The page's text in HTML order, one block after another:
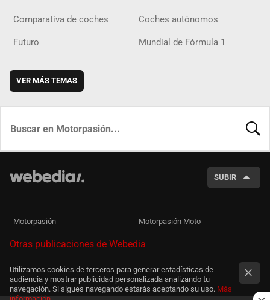
Comparativa de coches Coches autónomos
Futuro Mundial de Fórmula 1
VER MÁS TEMAS
SUBIR
Motorpasión Motorpasión Moto
Otras publicaciones de Webedia
Utilizamos cookies de terceros para generar estadísticas de
audiencia y mostrar publicidad personalizada analizando tu
navegación. Si sigues navegando estarás aceptando su uso. Más